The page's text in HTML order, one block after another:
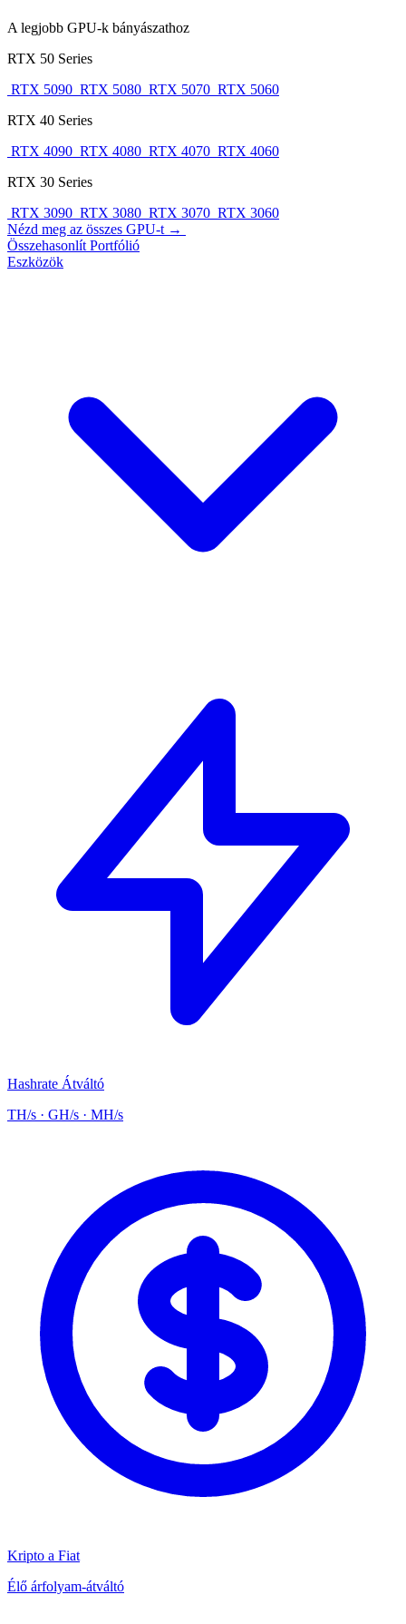
A legjobb GPU-k bányászathoz
RTX 50 Series
RTX 5090 RTX 5080 RTX 5070 RTX 5060
RTX 40 Series
RTX 4090 RTX 4080 RTX 4070 RTX 4060
RTX 30 Series
RTX 3090 RTX 3080 RTX 3070 RTX 3060
Nézd meg az összes GPU-t →
Összehasonlít Portfólió
Eszközök
Hashrate Átváltó
TH/s · GH/s · MH/s
Kripto a Fiat
Élő árfolyam-átváltó